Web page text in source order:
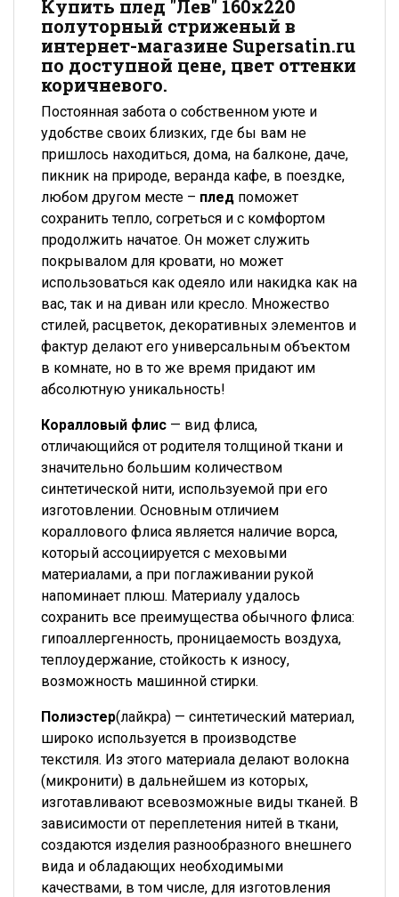
Купить плед "Лев" 160x220
полуторный стриженый в
интернет-магазине Supersatin.ru
по доступной цене, цвет оттенки
коричневого.
Постоянная забота о собственном уюте и
удобстве своих близких, где бы вам не
пришлось находиться, дома, на балконе, даче,
пикник на природе, веранда кафе, в поездке,
любом другом месте – плед поможет
сохранить тепло, согреться и с комфортом
продолжить начатое. Он может служить
покрывалом для кровати, но может
использоваться как одеяло или накидка как на
вас, так и на диван или кресло. Множество
стилей, расцветок, декоративных элементов и
фактур делают его универсальным объектом
в комнате, но в то же время придают им
абсолютную уникальность!
Коралловый флис — вид флиса,
отличающийся от родителя толщиной ткани и
значительно большим количеством
синтетической нити, используемой при его
изготовлении. Основным отличием
кораллового флиса является наличие ворса,
который ассоциируется с меховыми
материалами, а при поглаживании рукой
напоминает плюш. Материалу удалось
сохранить все преимущества обычного флиса:
гипоаллергенность, проницаемость воздуха,
теплоудержание, стойкость к износу,
возможность машинной стирки.
Полиэстер(лайкра) — синтетический материал,
широко используется в производстве
текстиля. Из этого материала делают волокна
(микронити) в дальнейшем из которых,
изготавливают всевозможные виды тканей. В
зависимости от переплетения нитей в ткани,
создаются изделия разнообразного внешнего
вида и обладающих необходимыми
качествами, в том числе, для изготовления